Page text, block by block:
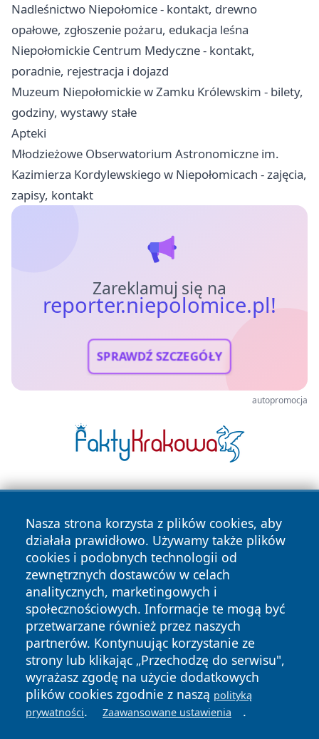
Nadleśnictwo Niepołomice - kontakt, drewno
opałowe, zgłoszenie pożaru, edukacja leśna
Niepołomickie Centrum Medyczne - kontakt,
poradnie, rejestracja i dojazd
Muzeum Niepołomickie w Zamku Królewskim - bilety,
godziny, wystawy stałe
Apteki
Młodzieżowe Obserwatorium Astronomiczne im.
Kazimierza Kordylewskiego w Niepołomicach - zajęcia,
zapisy, kontakt
Zareklamuj się na
reporter.niepolomice.pl!
SPRAWDŹ SZCZEGÓŁY
autopromocja
Nasza strona korzysta z plików cookies, aby
działała prawidłowo. Używamy także plików
cookies i podobnych technologii od
zewnętrznych dostawców w celach
analitycznych, marketingowych i
społecznościowych. Informacje te mogą być
przetwarzane również przez naszych
partnerów. Kontynuując korzystanie ze
strony lub klikając „Przechodzę do serwisu",
wyrażasz zgodę na użycie dodatkowych
plików cookies zgodnie z naszą polityką
prywatności. Zaawansowane ustawienia .
Copyright © 2026 reporter.niepolomice.pl Wszystkie prawa
zastrzeżone.
News Autorzy
Polityka
Prywatności
Polityka
Cookies